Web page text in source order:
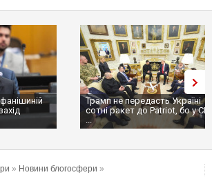
Трамп не передасть Україні
сотні ракет до Patriot, бо у
...
» Новини блогосфери »